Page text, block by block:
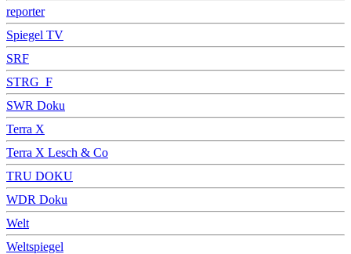
reporter
Spiegel TV
SRF
STRG_F
SWR Doku
Terra X
Terra X Lesch & Co
TRU DOKU
WDR Doku
Welt
Weltspiegel